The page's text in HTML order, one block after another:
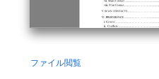
ファイル閲覧